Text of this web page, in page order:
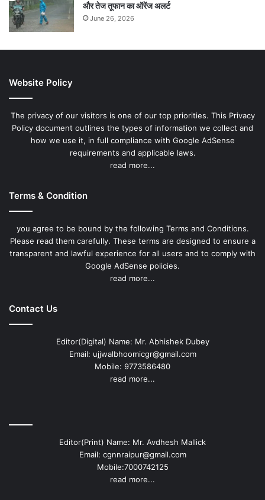
और तेज तूफान का ऑरेंज अलर्ट
June 26, 2026
Website Policy
The privacy of our visitors is one of our top priorities. This Privacy
Policy document outlines the types of information we collect and
how we use it, in full compliance with Google AdSense
requirements and applicable laws.
read more...
Terms & Condition
you agree to be bound by the following Terms and Conditions.
Please read them carefully. These terms are designed to ensure a
transparent and lawful experience for all users and to comply with
Google AdSense policies.
read more...
Contact Us
Editor(Digital) Name: Mr. Abhishek Dubey
Email: ujjwalbhoomicgr@gmail.com
Mobile: 9773586480
read more...
Editor(Print) Name: Mr. Avdhesh Mallick
Email: cgnnraipur@gmail.com
Mobile:7000742125
read more...